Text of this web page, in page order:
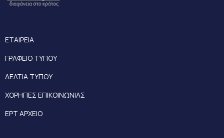
ΕΤΑΙΡΕΙΑ
ΓΡΑΦΕΙΟ ΤΥΠΟΥ
ΔΕΛΤΙΑ ΤΥΠΟΥ
ΧΟΡΗΓΙΕΣ ΕΠΙΚΟΙΝΩΝΙΑΣ
ΕΡΤ ΑΡΧΕΙΟ